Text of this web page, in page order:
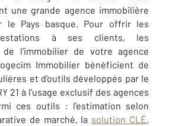
une grande agence immobilière
le Pays basque. Pour offrir les
à ses clients, les
de l'immobilier de votre agence
Immobilier bénéficient de
et d’outils développés par le
21 à l'usage exclusif des agences
ces outils : l'estimation selon
de marché, la solution CLÉ,